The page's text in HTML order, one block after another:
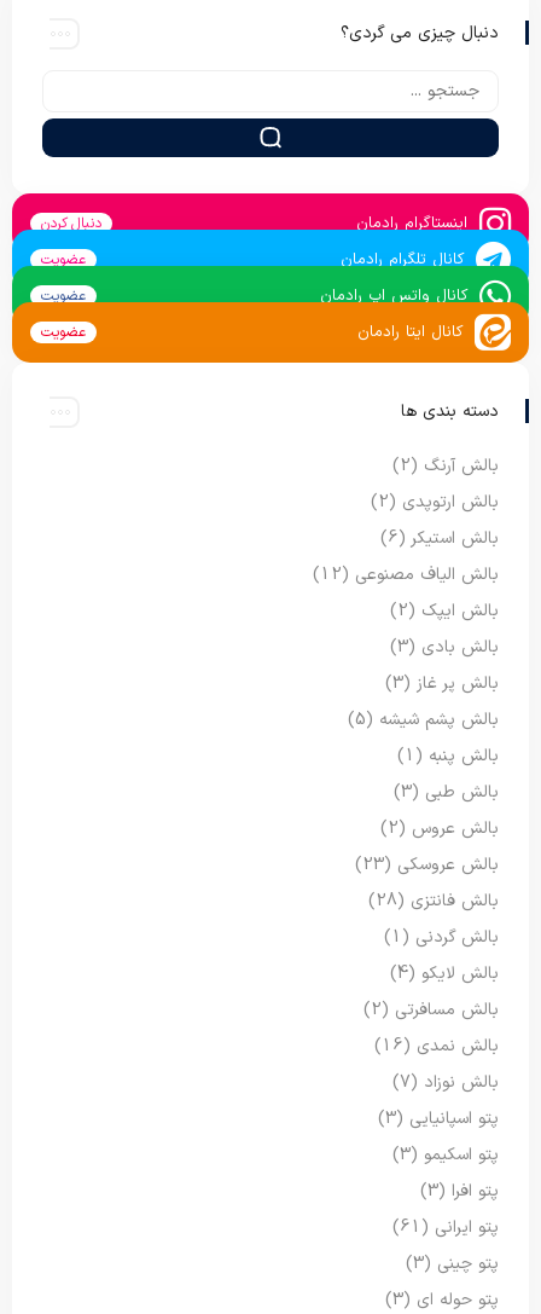
دنبال چیزی می گردی؟
اینستاگرام رادمان دنبال کردن
کانال تلگرام رادمان عضویت
کانال واتس اپ رادمان عضویت
کانال ایتا رادمان عضویت
دسته بندی ها
بالش آرنگ (2)
بالش ارتوپدی (2)
بالش استیکر (6)
بالش الیاف مصنوعی (12)
بالش ایپک (2)
بالش بادی (3)
بالش پر غاز (3)
بالش پشم شیشه (5)
بالش پنبه (1)
بالش طبی (3)
بالش عروس (2)
بالش عروسکی (23)
بالش فانتزی (28)
بالش گردنی (1)
بالش لایکو (4)
بالش مسافرتی (2)
بالش نمدی (16)
بالش نوزاد (7)
پتو اسپانیایی (3)
پتو اسکیمو (3)
پتو افرا (3)
پتو ایرانی (61)
پتو چینی (3)
پتو حوله ای (3)